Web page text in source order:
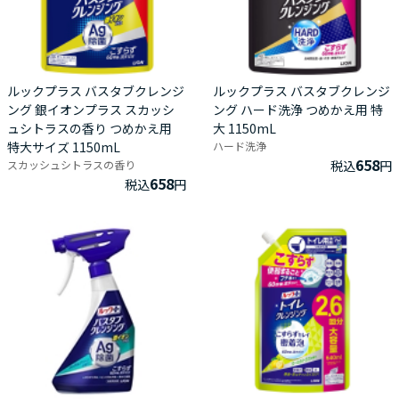
ルックプラス バスタブクレンジ
ング 銀イオンプラス スカッシ
ュシトラスの香り つめかえ用
特大サイズ 1150mL
スカッシュシトラスの香り
税込658円
ルックプラス バスタブクレンジ
ング ハード洗浄 つめかえ用 特
大 1150mL
ハード洗浄
税込658円